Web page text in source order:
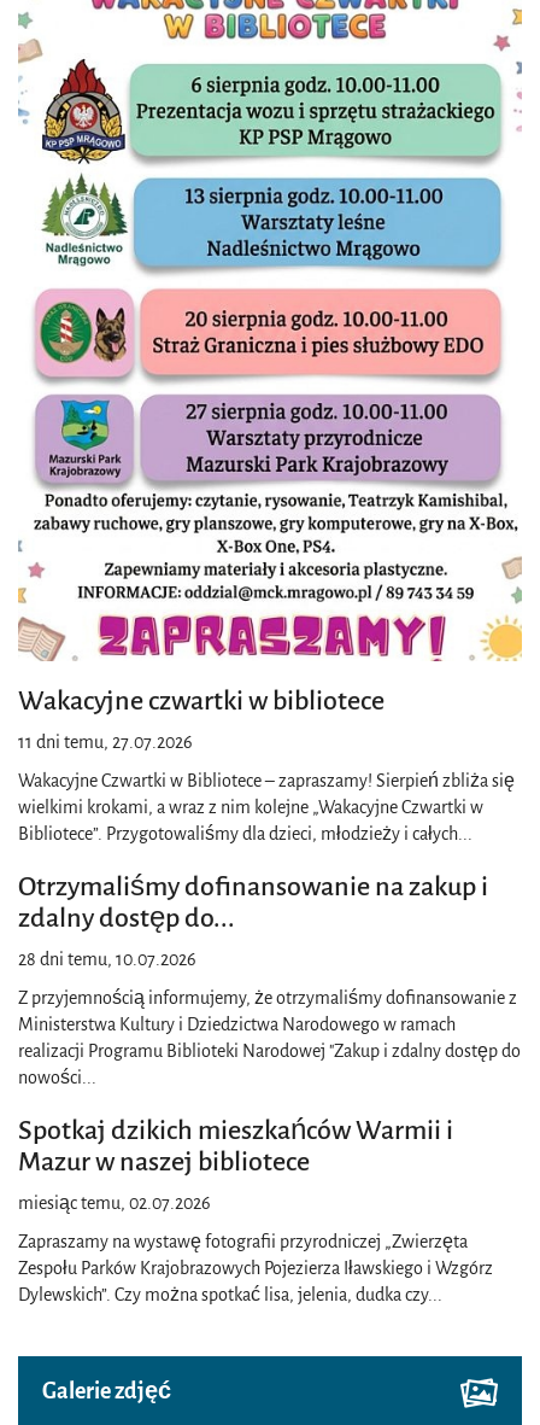
Wakacyjne czwartki w bibliotece
11 dni temu, 27.07.2026
Wakacyjne Czwartki w Bibliotece – zapraszamy! Sierpień zbliża się
wielkimi krokami, a wraz z nim kolejne „Wakacyjne Czwartki w
Bibliotece”. Przygotowaliśmy dla dzieci, młodzieży i całych...
Otrzymaliśmy dofinansowanie na zakup i
zdalny dostęp do...
28 dni temu, 10.07.2026
Z przyjemnością informujemy, że otrzymaliśmy dofinansowanie z
Ministerstwa Kultury i Dziedzictwa Narodowego w ramach
realizacji Programu Biblioteki Narodowej "Zakup i zdalny dostęp do
nowości...
Spotkaj dzikich mieszkańców Warmii i
Mazur w naszej bibliotece
miesiąc temu, 02.07.2026
Zapraszamy na wystawę fotografii przyrodniczej „Zwierzęta
Zespołu Parków Krajobrazowych Pojezierza Iławskiego i Wzgórz
Dylewskich”. Czy można spotkać lisa, jelenia, dudka czy...
Galerie zdjęć